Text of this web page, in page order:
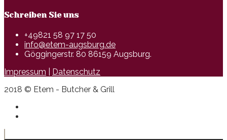
Schreiben Sie uns
+49821 58 97 17 50
info@etem-augsburg.de
Göggingerstr. 80 86159 Augsburg.
Impressum
Datenschutz
2018 © Etem - Butcher & Grill